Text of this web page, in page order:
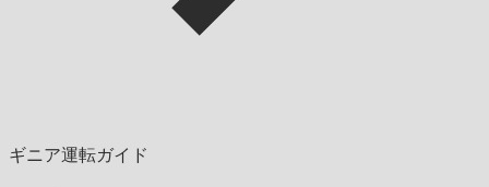
ギニア運転ガイド